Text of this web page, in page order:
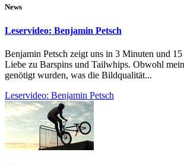
News
Leservideo: Benjamin Petsch
Benjamin Petsch zeigt uns in 3 Minuten und 15
Liebe zu Barspins und Tailwhips. Obwohl
genötigt wurden, was die Bildqualität...
Leservideo: Benjamin Petsch